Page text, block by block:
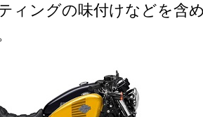
ィングの味付けなどを含